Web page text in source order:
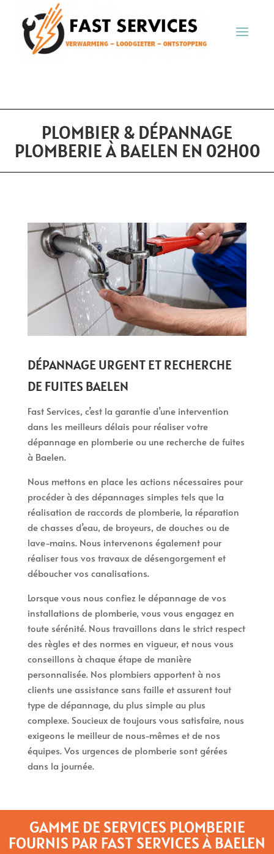
PLOMBIER & DÉPANNAGE
PLOMBERIE À BAELEN EN 02H00
DÉPANNAGE URGENT ET RECHERCHE
DE FUITES BAELEN
Fast Services, c’est la garantie d’une intervention
dans les meilleurs délais pour réaliser votre
dépannage en plomberie ou une recherche de fuites
à Baelen.
Nous mettons en place les actions nécessaires pour
procéder à des dépannages simples tels que la
réalisation de raccords de plomberie, la réparation
de chasses d’eau, de broyeurs, de douches ou de
lave-mains. Nous intervenons également pour
réaliser tous vos travaux de désengorgement et
déboucher vos canalisations.
Lorsque vous nous confiez le dépannage de vos
installations de plomberie, vous vous engagez en
toute sérénité. Nous travaillons dans le strict respect
des règles et des normes en vigueur, et nous vous
conseillons à chaque étape de manière
personnalisée. Nos plombiers apportent à nos
clients une assistance sans faille et assurent tout
type de dépannage, du plus simple au plus
complexe. Soucieux de toujours vous satisfaire, nous
exigeons le meilleur de nous-mêmes et de nos
équipes. Vos urgences de plomberie sont gérées
dans la journée.
GAMME DE SERVICES PLOMBERIE
FOURNIS PAR FAST SERVICES À BAELEN